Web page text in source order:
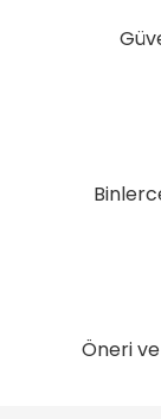
Öneri